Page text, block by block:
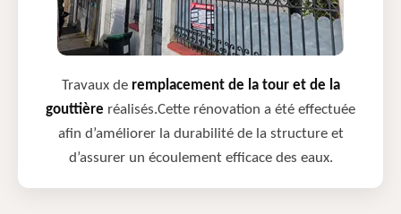
Travaux de remplacement de la tour et de la
gouttière réalisés.Cette rénovation a été effectuée
afin d’améliorer la durabilité de la structure et
d’assurer un écoulement efficace des eaux.